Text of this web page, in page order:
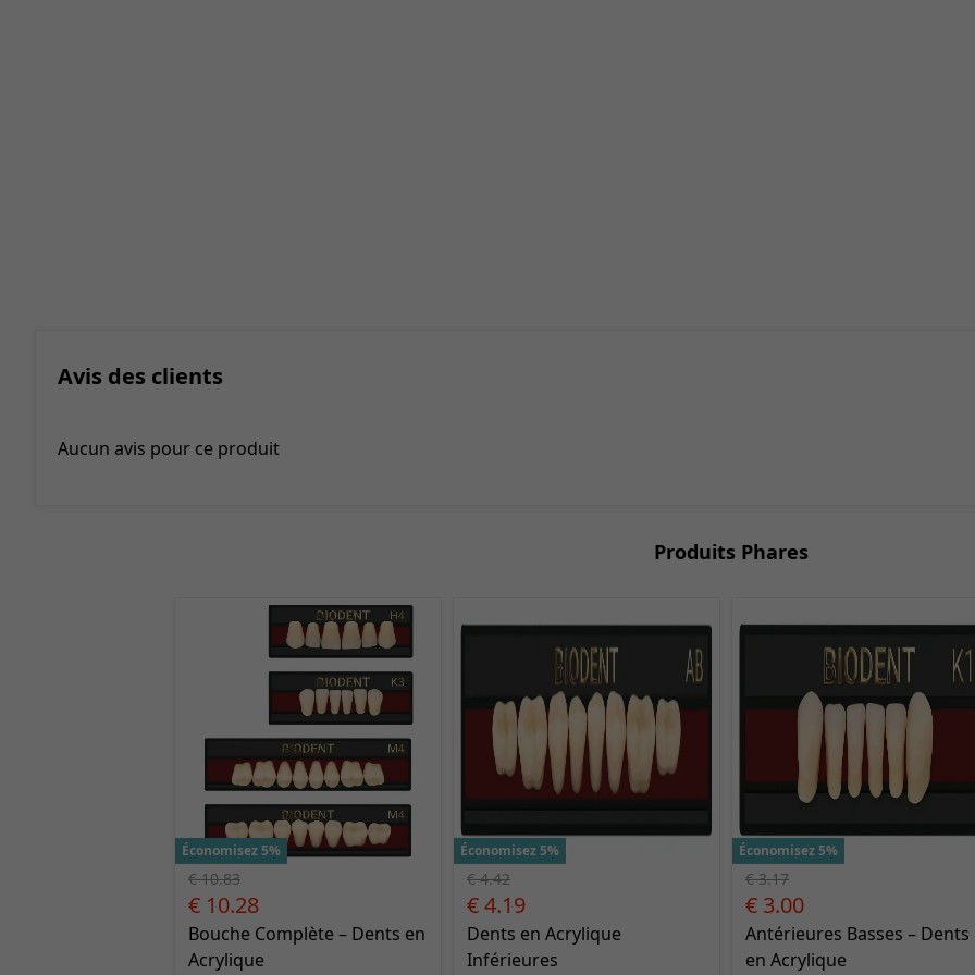
Avis des clients
Aucun avis pour ce produit
Produits Phares
Économisez 5%
€ 10.83
€ 10.28
Bouche Complète – Dents en
Acrylique
Économisez 5%
€ 4.42
€ 4.19
Dents en Acrylique
Inférieures
Économisez 5%
€ 3.17
€ 3.00
Antérieures Basses – Dents
en Acrylique